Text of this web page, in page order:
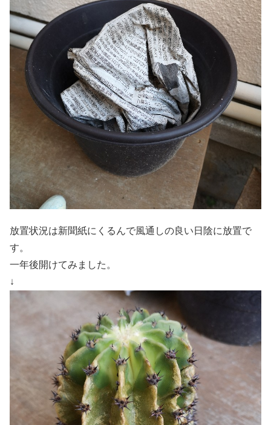
放置状況は新聞紙にくるんで風通しの良い日陰に放置で
す。
一年後開けてみました。
↓